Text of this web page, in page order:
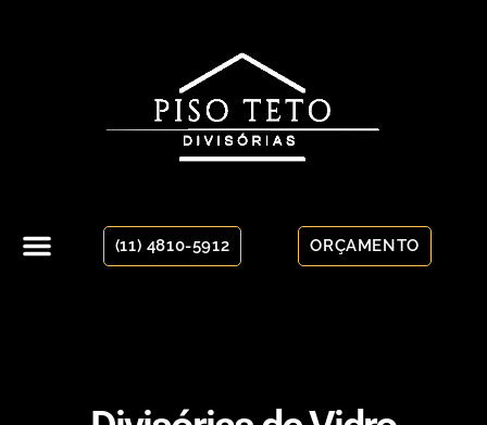
ORÇAMENTO
(11) 4810-5912